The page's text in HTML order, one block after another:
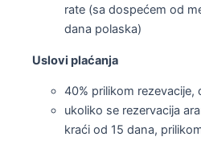
rate (sa dospećem od
dana polaska)
Uslovi plaćanja
40% prilikom rezevacije,
ukoliko se rezervacija
kraći od 15 dana,